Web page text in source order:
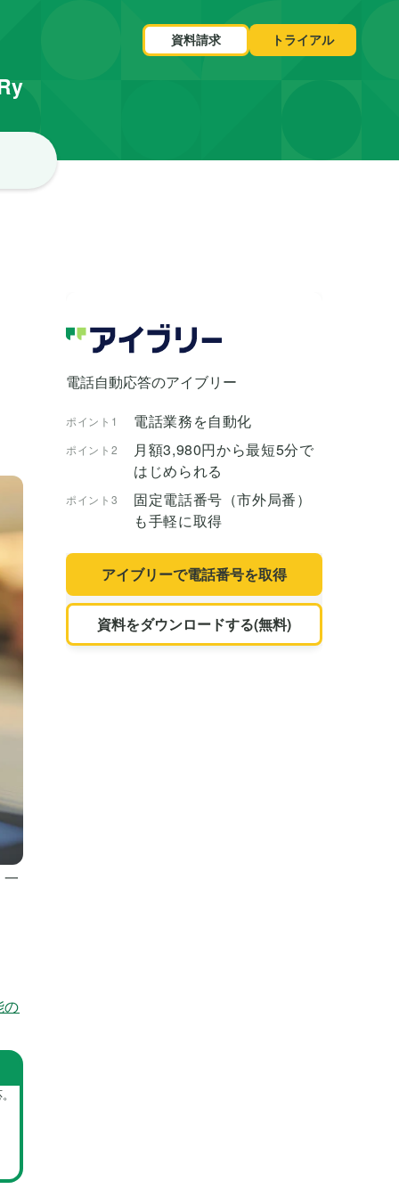
資料請求 トライアル
一
の
電話自動応答のアイブリー
ポイント1 電話業務を自動化
ポイント2
月額3,980円から最短5分で
はじめられる
ポイント3
固定電話番号（市外局番）
も手軽に取得
アイブリーで電話番号を取得
資料をダウンロードする(無料)